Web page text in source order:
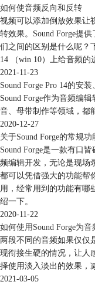
很多习惯老版的用户可能
可以通过设置，将界面转
图，选择“显示峰值表“，
界面转化为了旧版的峰值
的”显示峰值仪表V2“，即
如何使音频反向和反转
视频可以添加倒放效果让
转效果。Sound Forge提
们之间的区别是什么呢？
14 （win 10）上给音频的
2021-11-23
Sound Forge Pro 14的安
Sound Forge作为音频编
音、母带制作等领域，都
2020-12-27
关于Sound Forge的常规功
Sound Forge是一款有口
频编辑开发，无论是现场
都可以凭借强大的功能帮
用，经常用到的功能有哪
绍一下。
2020-11-22
如何使用Sound Forge为
两段不同的音频如果仅仅
现衔接生硬的情况，让人
择使用淡入淡出的效果，
2021-03-05